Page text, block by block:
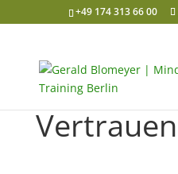
+49 174 313 66 00
Vertrauen